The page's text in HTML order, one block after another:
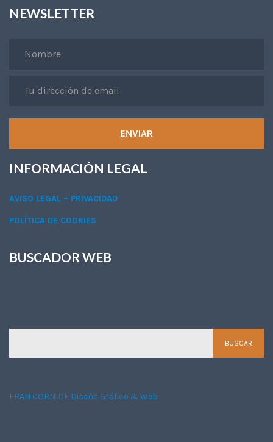
NEWSLETTER
INFORMACIÓN LEGAL
AVISO LEGAL – PRIVACIDAD
POLÍTICA DE COOKIES
BUSCADOR WEB
FRAN CORNIDE Diseño Gráfico & Web